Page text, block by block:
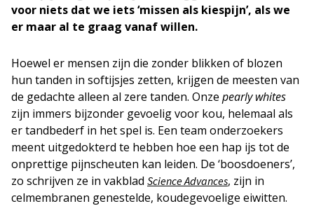
voor niets dat we iets ‘missen als kiespijn’, als we
er maar al te graag vanaf willen.
Hoewel er mensen zijn die zonder blikken of blozen
hun tanden in softijsjes zetten, krijgen de meesten van
de gedachte alleen al zere tanden. Onze pearly whites
zijn immers bijzonder gevoelig voor kou, helemaal als
er tandbederf in het spel is. Een team onderzoekers
meent uitgedokterd te hebben hoe een hap ijs tot de
onprettige pijnscheuten kan leiden. De ‘boosdoeners’,
zo schrijven ze in vakblad Science Advances, zijn in
celmembranen genestelde, koudegevoelige eiwitten.